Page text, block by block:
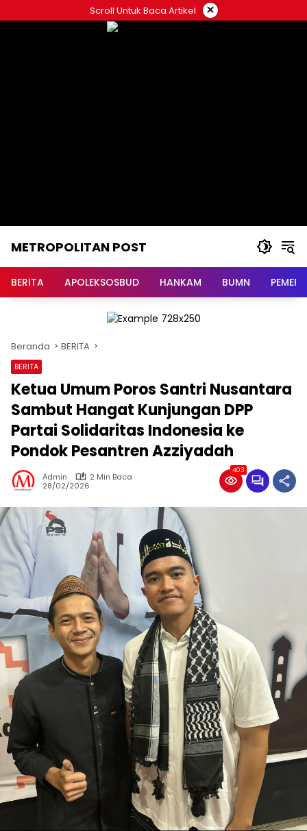
ke
Scroll Untuk Baca Artikel ×
METROPOLITAN POST
BERITA APOLEKSOSBUD HANKAM BUMN
Beranda BERITA
BERITA
Ketua Umum Poros Santri Nusantara
Sambut Hangat Kunjungan DPP
Partai Solidaritas Indonesia ke
Pondok Pesantren Azziyadah
Admin
2 Min Baca
28/02/2026
403